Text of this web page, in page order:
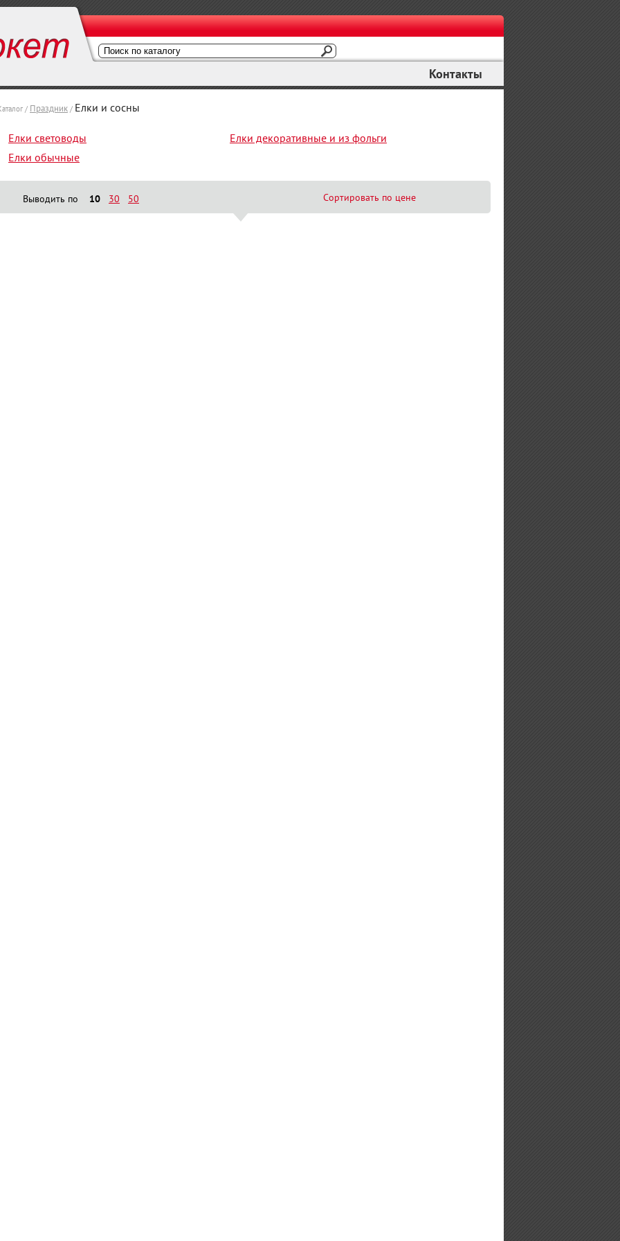
Контакты
/ Праздник / Елки и сосны
Елки световоды
Елки декоративные и из фольги
Елки обычные
Выводить по 10 30 50 Сортировать по цене